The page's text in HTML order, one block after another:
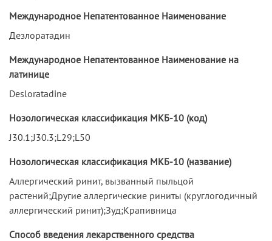
Международное Непатентованное Наименование
Дезлоратадин
Международное Непатентованное Наименование на
латинице
Desloratadine
Нозологическая классификация МКБ-10 (код)
J30.1;J30.3;L29;L50
Нозологическая классификация МКБ-10 (название)
Аллергический ринит, вызванный пыльцой
растений;Другие аллергические риниты (круглогодичный
аллергический ринит);Зуд;Крапивница
Способ введения лекарственного средства